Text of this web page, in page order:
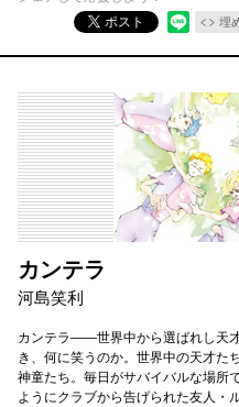
ポスト
埋
カンテラ
河島笑利
カンテラ――世界中から選ばれし天
き、何に笑うのか。世界中の天才た
神童たち。毎日がサバイバルな場所
ようにクラブから告げられた友人